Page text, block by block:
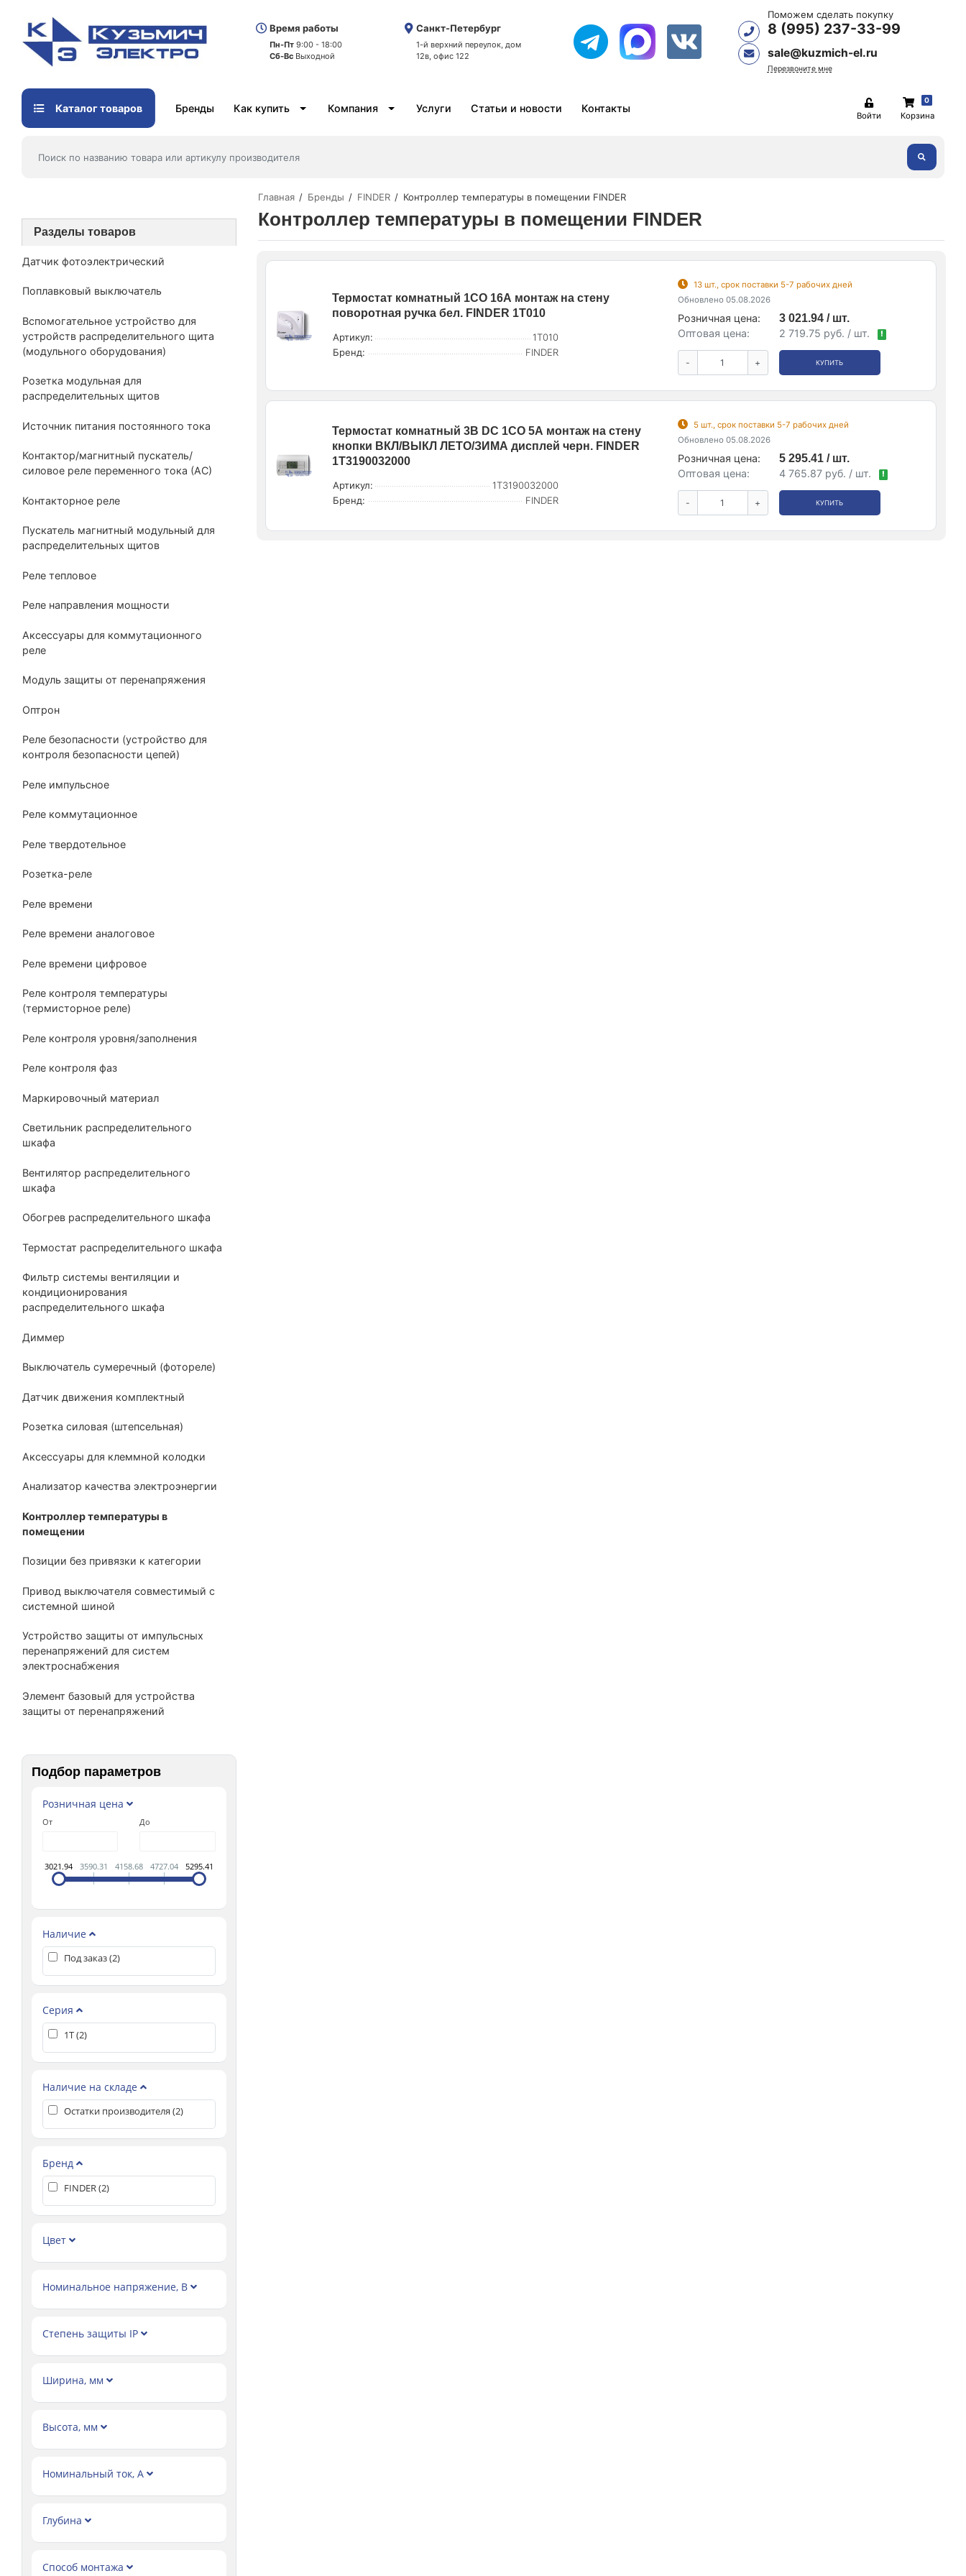
Время работы
Пн-Пт 9:00 - 18:00
Сб-Вс Выходной
Санкт-Петербург
1-й верхний переулок, дом
12в, офис 122
Поможем сделать покупку
8 (995) 237-33-99
sale@kuzmich-el.ru
Перезвоните мне
Каталог товаров Бренды Как купить Компания Услуги Статьи и новости Контакты
Войти
0
Корзина
Главная Бренды FINDER Контроллер температуры в помещении FINDER
Контроллер температуры в помещении FINDER
Термостат комнатный 1СО 16А монтаж на стену
поворотная ручка бел. FINDER 1T010
Артикул:
1T010
Бренд:
FINDER
13 шт., срок поставки 5-7 рабочих дней
Обновлено 05.08.2026
Розничная цена:
3 021.94 / шт.
Оптовая цена:
2 719.75 руб. / шт. !
- + КУПИТЬ
Термостат комнатный 3В DC 1СО 5А монтаж на стену
кнопки ВКЛ/ВЫКЛ ЛЕТО/ЗИМА дисплей черн. FINDER
1T3190032000
Артикул:
1T3190032000
Бренд:
FINDER
5 шт., срок поставки 5-7 рабочих дней
Обновлено 05.08.2026
Розничная цена:
5 295.41 / шт.
Оптовая цена:
4 765.87 руб. / шт. !
- + КУПИТЬ
Разделы товаров
Датчик фотоэлектрический
Поплавковый выключатель
Вспомогательное устройство для
устройств распределительного щита
(модульного оборудования)
Розетка модульная для
распределительных щитов
Источник питания постоянного тока
Контактор/магнитный пускатель/
силовое реле переменного тока (АС)
Контакторное реле
Пускатель магнитный модульный для
распределительных щитов
Реле тепловое
Реле направления мощности
Аксессуары для коммутационного
реле
Модуль защиты от перенапряжения
Оптрон
Реле безопасности (устройство для
контроля безопасности цепей)
Реле импульсное
Реле коммутационное
Реле твердотельное
Розетка-реле
Реле времени
Реле времени аналоговое
Реле времени цифровое
Реле контроля температуры
(термисторное реле)
Реле контроля уровня/заполнения
Реле контроля фаз
Маркировочный материал
Светильник распределительного
шкафа
Вентилятор распределительного
шкафа
Обогрев распределительного шкафа
Термостат распределительного шкафа
Фильтр системы вентиляции и
кондиционирования
распределительного шкафа
Диммер
Выключатель сумеречный (фотореле)
Датчик движения комплектный
Розетка силовая (штепсельная)
Аксессуары для клеммной колодки
Анализатор качества электроэнергии
Контроллер температуры в
помещении
Позиции без привязки к категории
Привод выключателя совместимый с
системной шиной
Устройство защиты от импульсных
перенапряжений для систем
электроснабжения
Элемент базовый для устройства
защиты от перенапряжений
Подбор параметров
Розничная цена
От До
3021.94 3590.31 4158.68 4727.04 5295.41
Наличие
Под заказ (2)
Серия
1T (2)
Наличие на складе
Остатки производителя (2)
Бренд
FINDER (2)
Цвет
Номинальное напряжение, В
Степень защиты IP
Ширина, мм
Высота, мм
Номинальный ток, А
Глубина
Способ монтажа